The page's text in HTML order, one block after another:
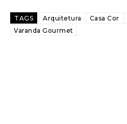
TAGS Arquitetura Casa Cor
Varanda Gourmet